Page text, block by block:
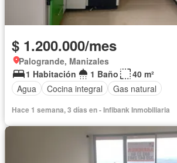
$ 1.200.000/mes
Palogrande, Manizales
1 Habitación
1 Baño
40 m²
Agua
Cocina integral Gas natural
Hace 1 semana, 3 días en - Infibank Inmobiliaria